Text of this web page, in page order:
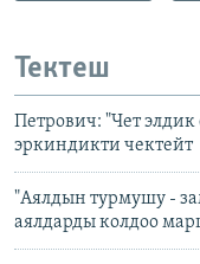
Тектеш
Петрович: "Чет
эркиндикти чектейт
"Аялдын турмушу -
аялдарды колдоо